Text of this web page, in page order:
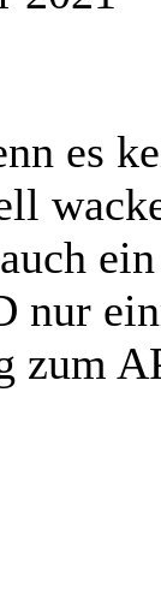
es
nur
zum